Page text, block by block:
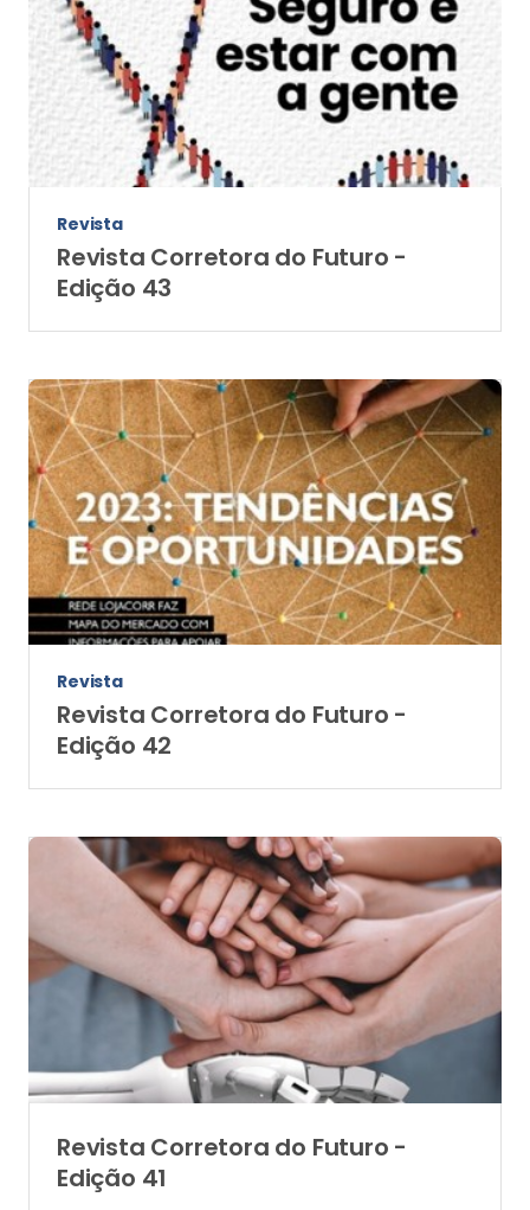
Revista
Revista Corretora do Futuro -
Edição 43
Revista
Revista Corretora do Futuro -
Edição 42
Revista Corretora do Futuro -
Edição 41